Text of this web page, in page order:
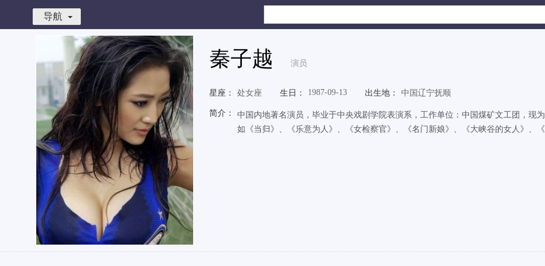
导航
秦子越 演员
星座： 处女座 生日： 1987-09-13 出生地： 中国辽宁抚顺
简介：
中国内地著名演员，毕业于中央戏剧学院表演系，工作单位：中国煤矿文工团，现
如《当归》、《乐意为人》、《女检察官》、《名门新娘》、《大峡谷的女人》、《